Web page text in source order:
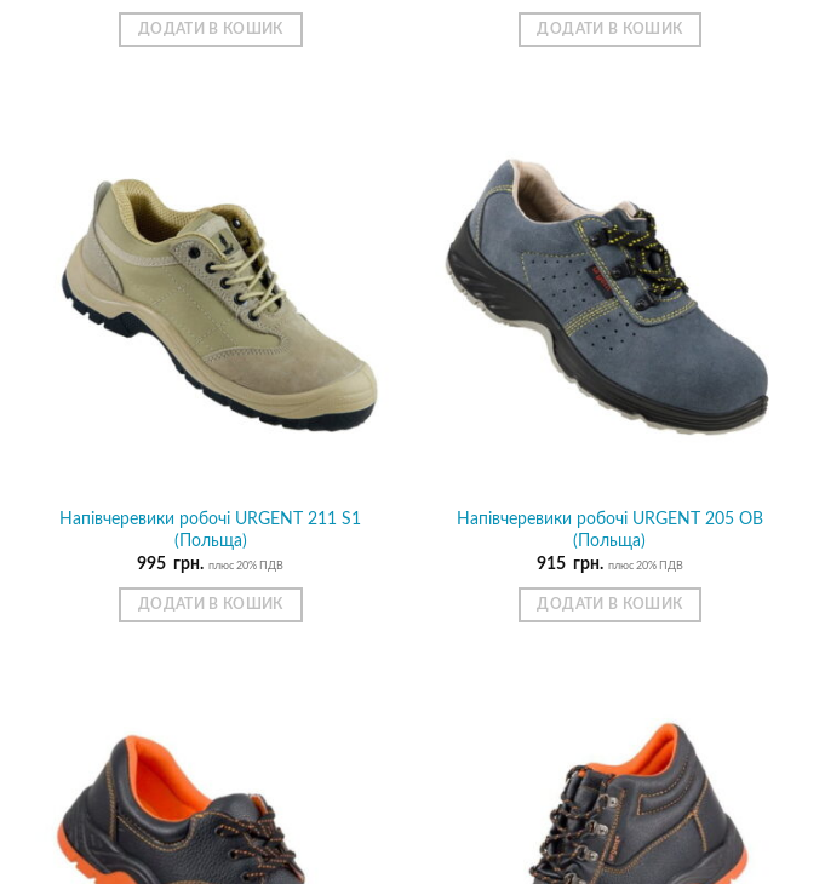
ДОДАТИ В КОШИК ДОДАТИ В КОШИК
Напівчеревики робочі URGENT 211 S1
(Польща)
995 грн. плюс 20% ПДВ
ДОДАТИ В КОШИК
Напівчеревики робочі URGENT 205 OB
(Польща)
915 грн. плюс 20% ПДВ
ДОДАТИ В КОШИК